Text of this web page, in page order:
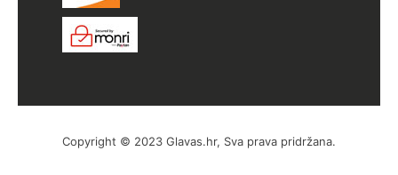
Copyright © 2023 Glavas.hr, Sva prava pridržana.